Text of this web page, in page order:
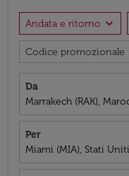
Andata e ritorno expand_more
Codice promozionale
Da
Marrakech (RAK),
Per
Miami (MIA), Stati Uniti